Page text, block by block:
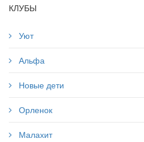
КЛУБЫ
Уют
Альфа
Новые дети
Орленок
Малахит